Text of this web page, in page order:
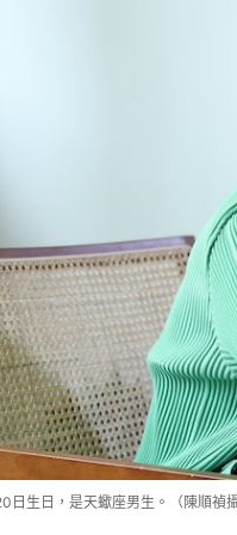
日生日，是天蠍座男生。（陳順禎